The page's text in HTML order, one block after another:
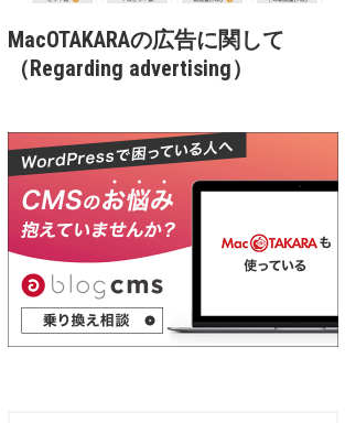
MacOTAKARAの広告に関して
（Regarding advertising）